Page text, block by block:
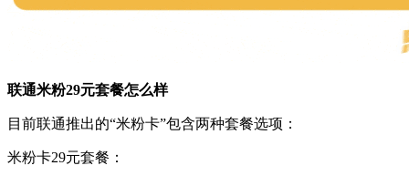
联通米粉29元套餐怎么样
目前联通推出的“米粉卡”包含两种套餐选项：
米粉卡29元套餐：